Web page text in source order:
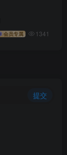
会员专属 1341
提交